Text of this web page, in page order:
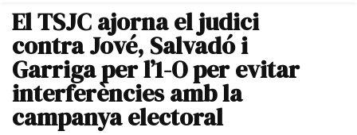
El TSJC ajorna el judici
contra Jové, Salvadó i
Garriga per l’1-O per evitar
interferències amb la
campanya electoral